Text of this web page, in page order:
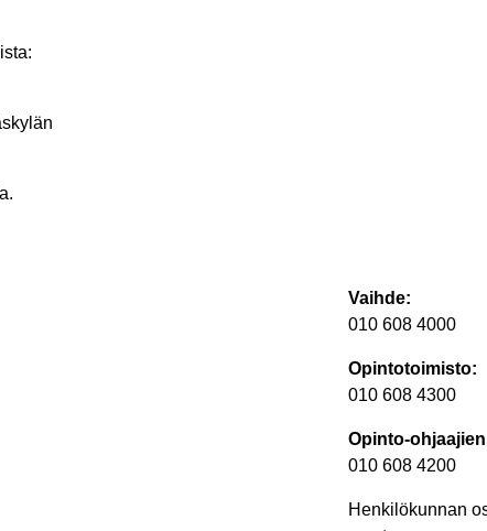
Vaihde:
010 608 4000
Opintotoimisto:
010 608 4300
Opinto-
010 608 4200
Henkilökunnan